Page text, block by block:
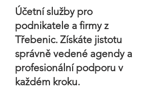
Účetní služby pro
podnikatele a firmy z
Třebenic. Získáte jistotu
správně vedené agendy a
profesionální podporu v
každém kroku.